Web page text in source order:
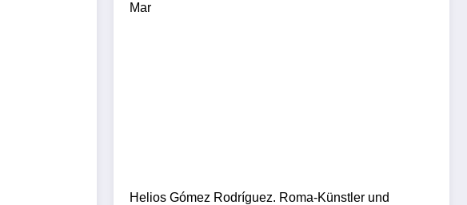
Mar
Helios Gómez Rodríguez. Roma-Künstler und